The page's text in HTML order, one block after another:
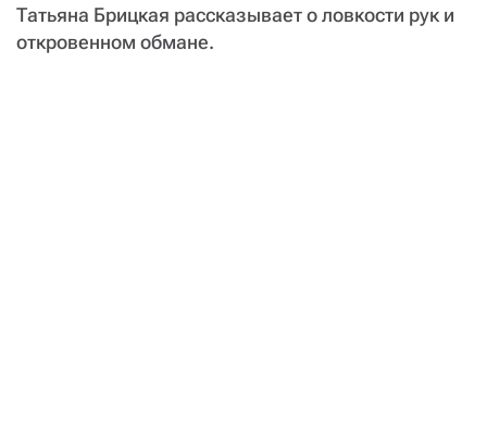
Татьяна Брицкая рассказывает о ловкости рук и
откровенном обмане.